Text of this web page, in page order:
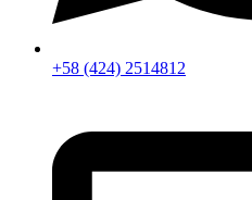
+58 (424) 2514812